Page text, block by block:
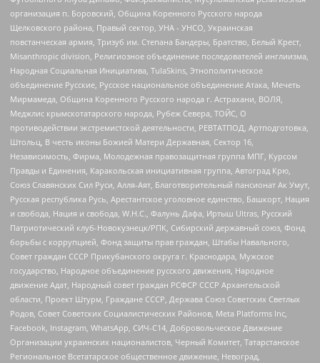
организация п. Боровский, Община Коренного Русского народа
Щелковского района, Правый сектор, УНА - УНСО, Украинская
повстанческая армия, Тризуб им. Степана Бандеры, Братство, Белый Крест,
Misanthropic division, Религиозное объединение последователей инглиизма,
Народная Социальная Инициатива, TulaSkins, Этнополитическое
объединение Русские, Русское национальное объединение Атака, Мечеть
Мирмамеда, Община Коренного Русского народа г. Астрахани, ВОЛЯ,
Меджлис крымскотатарского народа, Рубеж Севера, ТОЙС, О
противодействии экстремистской деятельности, РЕВТАТПОД, Артподготовка,
Штольц, В честь иконы Божией Матери Державная, Сектор 16,
Независимость, Фирма, Молодежная правозащитная группа МПГ, Курсом
Правды и Единения, Каракольская инициативная группа, Автоград Крю,
Союз Славянских Сил Руси, Алля-Аят, Благотворительный пансионат Ак Умут,
Русская республика Русь, Арестантское уголовное единство, Башкорт, Нация
и свобода, Нация и свобода, W.H.С., Фалунь Дафа, Иртыш Ultras, Русский
Патриотический клуб-Новокузнецк/РПК, Сибирский державный союз, Фонд
борьбы с коррупцией, Фонд защиты прав граждан, Штабы Навального,
Совет граждан СССР Прикубанского округа г. Краснодара, Мужское
государство, Народное объединение русского движения, Народное
движение Адат, Народный совет граждан РСФСР СССР Архангельской
области, Проект Штурм, Граждане СССР, Держава Союз Советских Светлых
Родов, Совет Советских Социалистических Районов, Meta Platforms Inc,
Facebook, Instagram, WhatsApp, СИЧ-С14, Добровольческое Движение
Организации украинских националистов, Черный Комитет, Татарстанское
Региональное Всетатарское общественное движение, Невоград,